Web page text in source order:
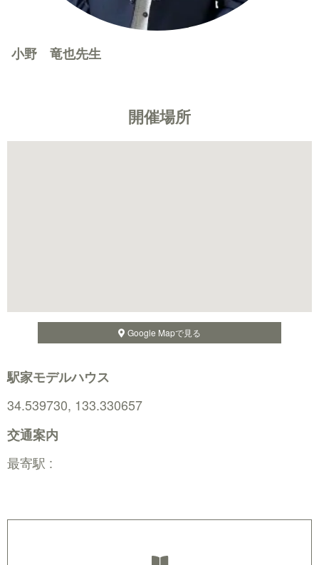
小野 竜也先生
開催場所
Google Mapで見る
駅家モデルハウス
34.539730, 133.330657
交通案内
最寄駅 :